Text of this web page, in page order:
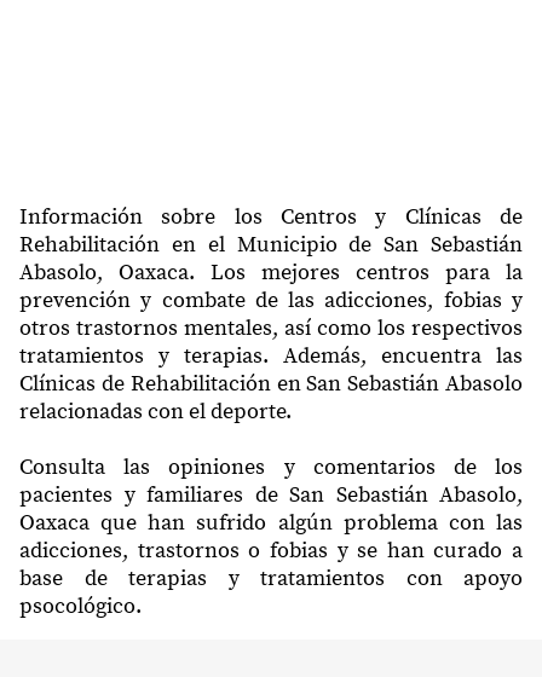
Información sobre los Centros y Clínicas de
Rehabilitación en el Municipio de San Sebastián
Abasolo, Oaxaca. Los mejores centros para la
prevención y combate de las adicciones, fobias y
otros trastornos mentales, así como los respectivos
tratamientos y terapias. Además, encuentra las
Clínicas de Rehabilitación en San Sebastián Abasolo
relacionadas con el deporte.
Consulta las opiniones y comentarios de los
pacientes y familiares de San Sebastián Abasolo,
Oaxaca que han sufrido algún problema con las
adicciones, trastornos o fobias y se han curado a
base de terapias y tratamientos con apoyo
psocológico.